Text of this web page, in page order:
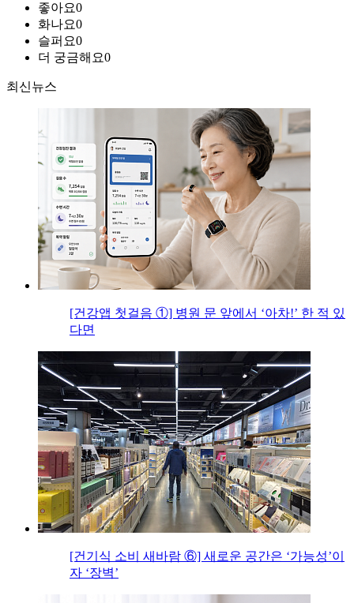
좋아요0
화나요0
슬퍼요0
더 궁금해요0
최신뉴스
[건강앱 첫걸음 ①] 병원 문 앞에서 ‘아차!’ 한 적 있
다면
[건기식 소비 새바람 ⑥] 새로운 공간은 ‘가능성’이
자 ‘장벽’